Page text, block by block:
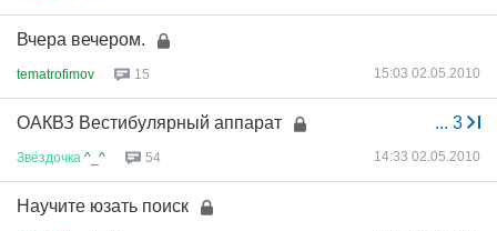
Вчера вечером.
tematrofimov 15 15:03 02.05.2010
... 3
ОАКВЗ Вестибулярный аппарат
Звёздочка ^_^ 54 14:33 02.05.2010
Научите юзать поиск